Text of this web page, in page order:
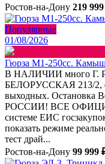
Ростов-на-Дону 219
Популярные
01/08/2026
Гюрза М1-250сс.
В НАЛИЧИИ много
БЕЛОРУССКАЯ 213/2, с
выходных.
РОССИИ! ВСЕ
системе ЕИС
показать режиме
тест драй...
Ростов-на-Дону 99 999